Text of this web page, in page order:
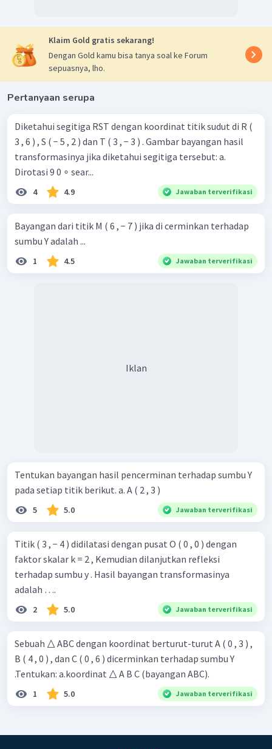
Klaim Gold gratis sekarang!
Dengan Gold kamu bisa tanya soal ke Forum
sepuasnya, lho.
Pertanyaan serupa
Diketahui segitiga RST dengan koordinat titik sudut di R (
3 , 6 ) , S ( − 5 , 2 ) dan T ( 3 , − 3 ) . Gambar bayangan hasil
transformasinya jika diketahui segitiga tersebut: a.
Dirotasi 9 0 ∘ sear...
4 4.9 Jawaban terverifikasi
Bayangan dari titik M ( 6 , − 7 ) jika di cerminkan terhadap
sumbu Y adalah ...
1 4.5 Jawaban terverifikasi
Iklan
Tentukan bayangan hasil pencerminan terhadap sumbu Y
pada setiap titik berikut. a. A ( 2 , 3 )
5 5.0 Jawaban terverifikasi
Titik ( 3 , − 4 ) didilatasi dengan pusat O ( 0 , 0 ) dengan
faktor skalar k = 2 , Kemudian dilanjutkan refleksi
terhadap sumbu y . Hasil bayangan transformasinya
adalah ….
2 5.0 Jawaban terverifikasi
Sebuah △ ABC dengan koordinat berturut-turut A ( 0 , 3 ) ,
B ( 4 , 0 ) , dan C ( 0 , 6 ) dicerminkan terhadap sumbu Y
.Tentukan: a.koordinat △ A B C (bayangan ABC).
1 5.0 Jawaban terverifikasi